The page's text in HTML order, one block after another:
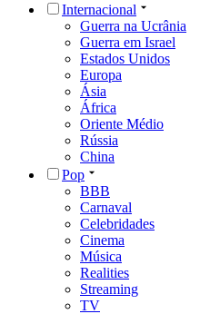
Internacional
Guerra na Ucrânia
Guerra em Israel
Estados Unidos
Europa
Ásia
África
Oriente Médio
Rússia
China
Pop
BBB
Carnaval
Celebridades
Cinema
Música
Realities
Streaming
TV